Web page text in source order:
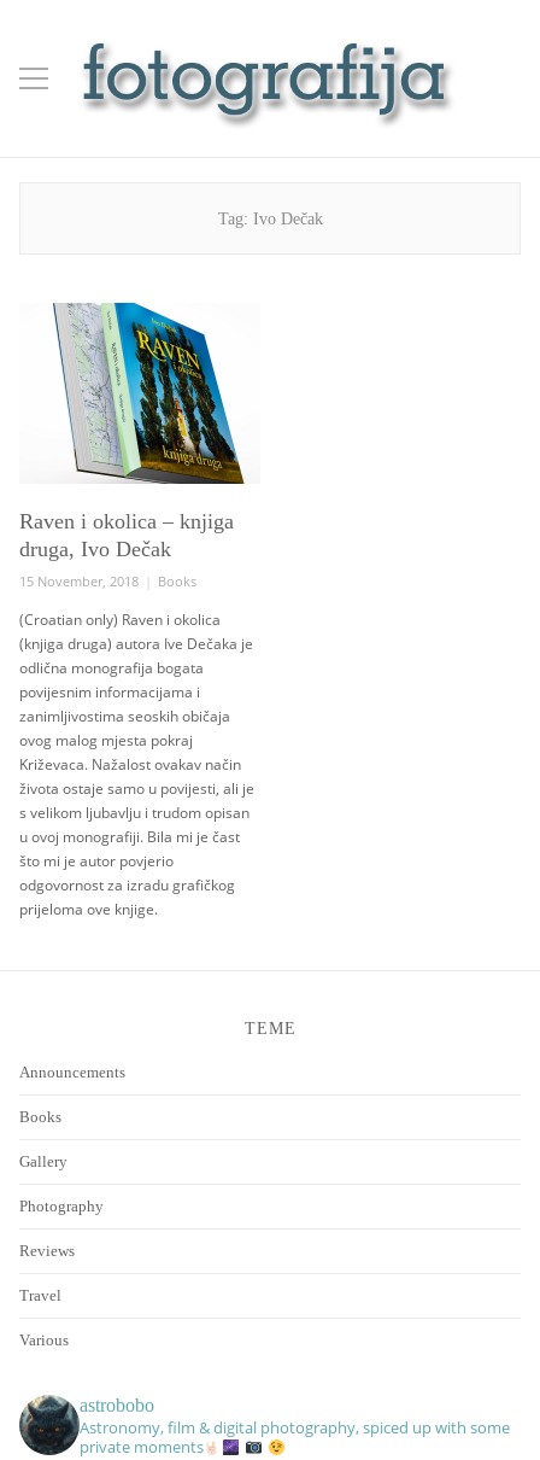
Tag: Ivo Dečak
Raven i okolica – knjiga
druga, Ivo Dečak
Posted
15 November, 2018 Categories
Books
(Croatian only) Raven i okolica
(knjiga druga) autora Ive Dečaka je
odlična monografija bogata
povijesnim informacijama i
zanimljivostima seoskih običaja
ovog malog mjesta pokraj
Križevaca. Nažalost ovakav način
života ostaje samo u povijesti, ali je
s velikom ljubavlju i trudom opisan
u ovoj monografiji. Bila mi je čast
što mi je autor povjerio
odgovornost za izradu grafičkog
prijeloma ove knjige.
TEME
Announcements
Books
Gallery
Photography
Reviews
Travel
Various
astrobobo
Astronomy, film & digital photography, spiced up with some
private moments